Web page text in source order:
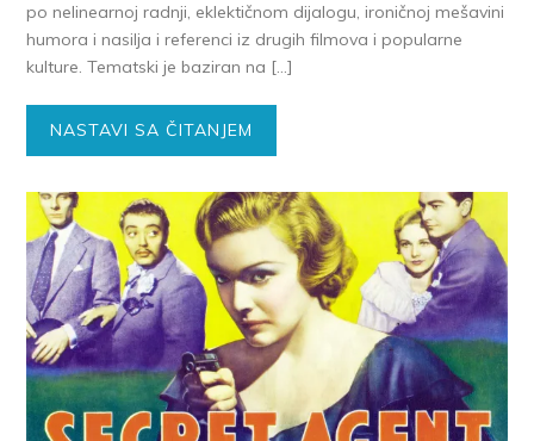
po nelinearnoj radnji, eklektičnom dijalogu, ironičnoj mešavini
humora i nasilja i referenci iz drugih filmova i popularne
kulture. Tematski je baziran na […]
NASTAVI SA ČITANJEM